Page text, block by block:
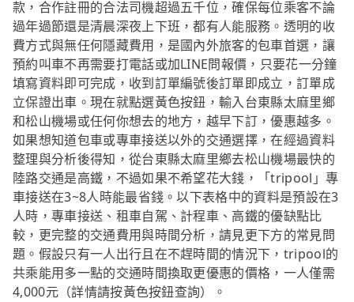
款，合作註冊的合法司機超過五千位，確保每位乘客不論
過年過節還是清晨深夜上下班，都有人能服務。透明的收
費方式與無任何隱藏費用，是國內外旅客的包車首選，讓
預約叫車不再需要打電話或加LINE問報價，只要花一分鐘
填寫資料即可完成，收到訂單編號後訂單即成立，訂單成
立保證出車。現在就點選黃色按鈕，輸入台東縣太麻里鄉
和松山機場或任何你想去的地方，越早下訂，優惠越多。
如果想知道包車或專車接送以外的交通選擇，在經過資料
整理與分析後得知，從台東縣太麻里鄉去松山機場最快的
陸路交通是高鐵，不過如果不希望花大錢，「tripool」專
車接送在3~8人時能最省錢。以下表格中的資料是預設在3
人時，專車接送、租車自駕、計程車、高鐵的優缺點比
較，更完整的交通費用與時間分析，請見更下方的常見問
題。假設只有一人出行且在不趕時間的情況下，tripool的
共乘能用多一點的交通時間換取更優惠的價格，一人僅需
4,000元（詳情請按黃色按鈕查詢）。